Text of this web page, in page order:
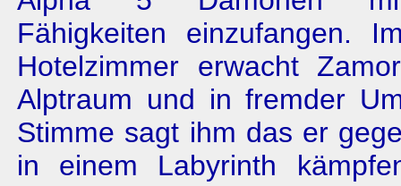
Fähigkeiten einzufangen.
Hotelzimmer erwacht
Alptraum und in fremder
Stimme sagt ihm das er
in einem Labyrinth